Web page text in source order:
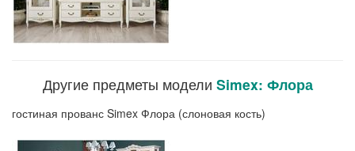
Другие предметы модели Simex: Флора
гостиная прованс Simex Флора (слоновая кость)